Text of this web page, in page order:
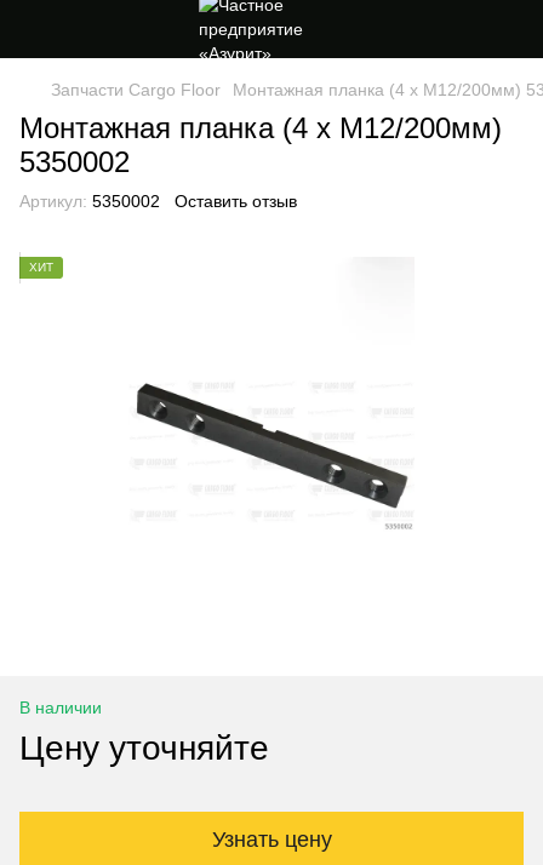
Запчасти Cargo Floor Монтажная планка (4 x M12/200мм)
Монтажная планка (4 x M12/200мм)
5350002
Артикул: 5350002 Оставить отзыв
ХИТ
В наличии
Цену уточняйте
Узнать цену